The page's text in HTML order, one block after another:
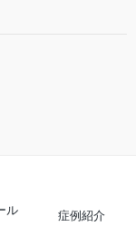
ル
症例紹介